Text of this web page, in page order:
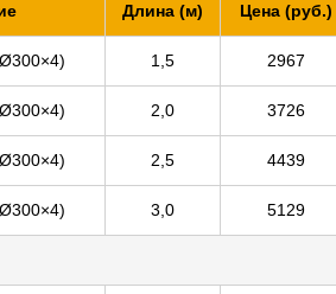
Длина (м) Цена (руб.)
1,5 2967
2,0 3726
2,5 4439
3,0 5129